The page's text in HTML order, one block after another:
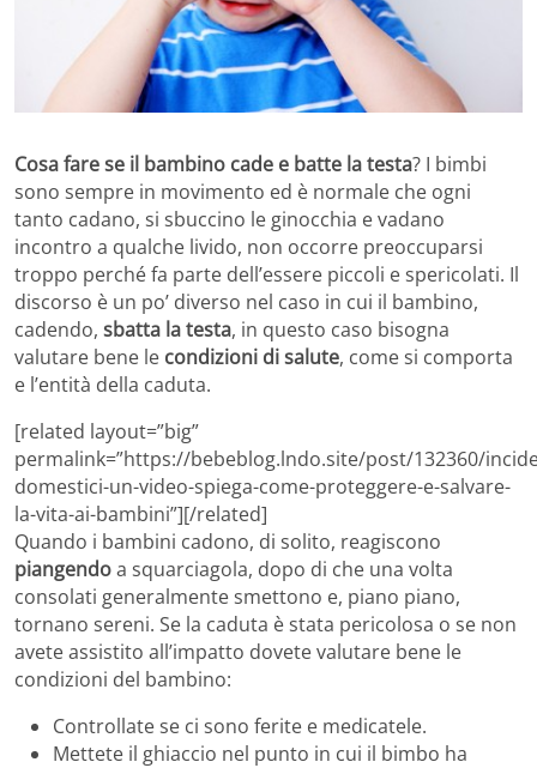
Cosa fare se il bambino cade e batte la testa? I bimbi
sono sempre in movimento ed è normale che ogni
tanto cadano, si sbuccino le ginocchia e vadano
incontro a qualche livido, non occorre preoccuparsi
troppo perché fa parte dell’essere piccoli e spericolati. Il
discorso è un po’ diverso nel caso in cui il bambino,
cadendo, sbatta la testa, in questo caso bisogna
valutare bene le condizioni di salute, come si comporta
e l’entità della caduta.
[related layout=”big”
permalink=”https://bebeblog.lndo.site/post/132360/
domestici-un-video-spiega-come-proteggere-e-salvare-
la-vita-ai-bambini”][/related]
Quando i bambini cadono, di solito, reagiscono
piangendoa squarciagola, dopo di che una volta
consolati generalmente smettono e, piano piano,
tornano sereni. Se la caduta è stata pericolosa o se non
avete assistito all’impatto dovete valutare bene le
condizioni del bambino:
Controllate se ci sono ferite e medicatele.
Mettete il ghiaccio nel punto in cui il bimbo ha